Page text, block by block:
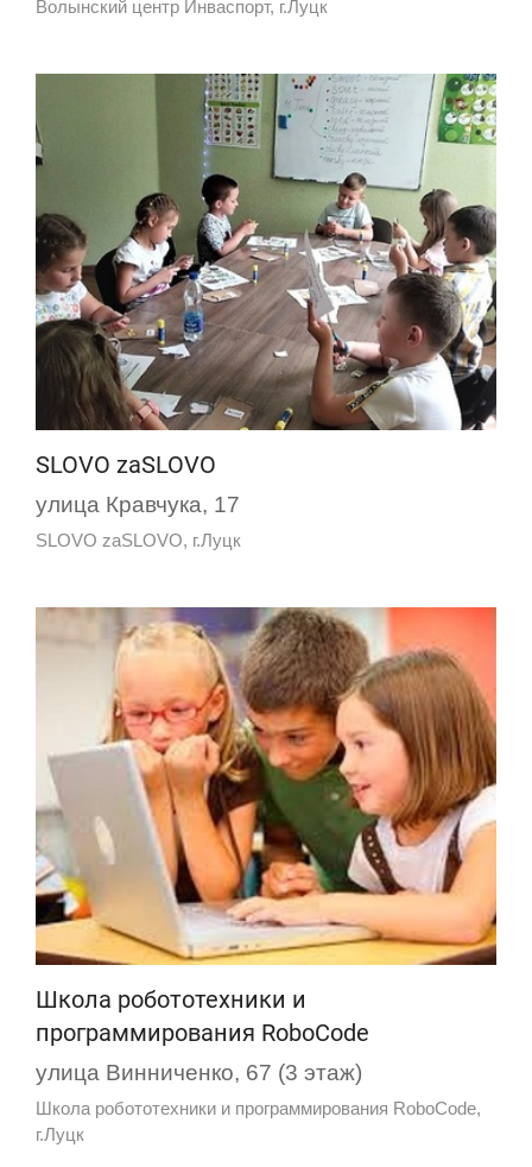
Волынский центр Инваспорт, г.Луцк
SLOVO zaSLOVO
улица Кравчука, 17
SLOVO zaSLOVO, г.Луцк
Школа робототехники и
программирования RoboCode
улица Винниченко, 67 (3 этаж)
Школа робототехники и программирования RoboCode,
г.Луцк